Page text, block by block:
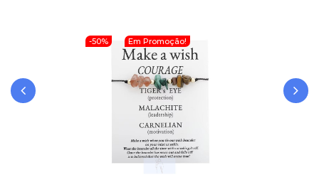
Em Promoção!
-50%